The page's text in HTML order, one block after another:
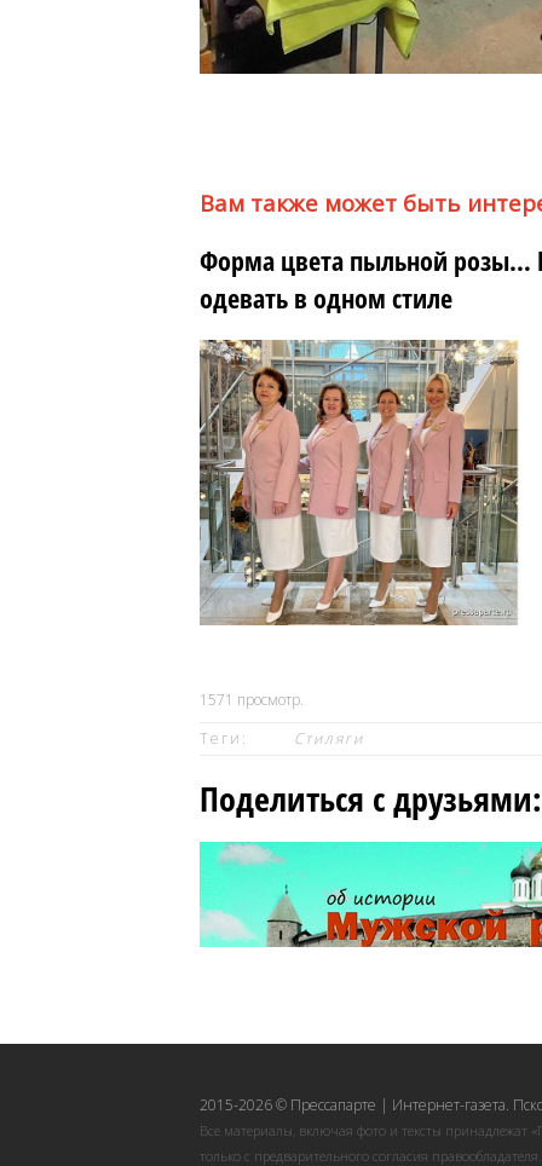
Вам также может быть
Форма цвета пыльной розы…
одевать в одном стиле
1571 просмотр.
Теги:
Стиляги
Поделиться с друзьями:
2015-2026 © Прессапарте | Интернет-газета.
Все материалы, включая фото и тексты принадлежат
только с предварительного согласия